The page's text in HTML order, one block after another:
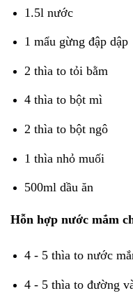
1.5l nước
1 mẩu gừng đập dập
2 thìa to tỏi bằm
4 thìa to bột mì
2 thìa to bột ngô
1 thìa nhỏ muối
500ml dầu ăn
Hỗn hợp nước mắm
4 - 5 thìa to nước
4 - 5 thìa to đường